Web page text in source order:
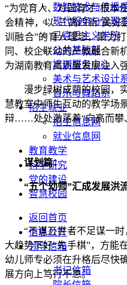
数智技术与传播
现代服务与管理
马克思主义学院
公共基础部
培训服务中心
美术与艺术设计
音乐与舞蹈系
招生就业
招生信息网
就业信息网
教育教学
科学研究
党的建设
智慧校园
返回首页
信息公开
领导信箱
书记信箱
“为党育人、为国育才”根本
会精神，以“三高四新”美好
训融合”的育人理念，聚力
同、校企联动的产教融合新
为湖南教育高质量发展注入
漫步绿树成荫的校园，实
慧教室中师生互动的教学场
辩……处处激荡着“向高而攀
谋划篇：
“五个幼师”汇成发展洪
“不谋万世者不足谋一时
大趋势下好“先手棋”，方能
幼儿师专必须在升格后尽快
展方向上笃行不怠。